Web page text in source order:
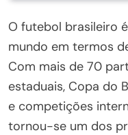
O futebol brasileiro
mundo em termos
Com mais de 70
estaduais, Copa do
e competições
tornou-se um dos